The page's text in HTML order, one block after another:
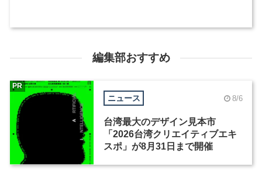
編集部おすすめ
ニュース 8/6
台湾最大のデザイン見本市
「2026台湾クリエイティブエキ
スポ」が8月31日まで開催
PR